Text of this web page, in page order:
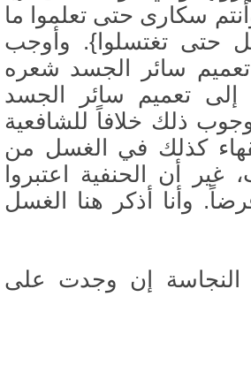
وأنتم سكارى حتى تعلموا ما
حتى تغتسلوا}. وأوجب
تعميم سائر الجسد شعره
إلى تعميم سائر الجسد
ذلك خلافاً للشافعية
كذلك في الغسل من
غير أن الحنفية اعتبروا
وأنا أذكر هنا الغسل
النجاسة إن وجدت على